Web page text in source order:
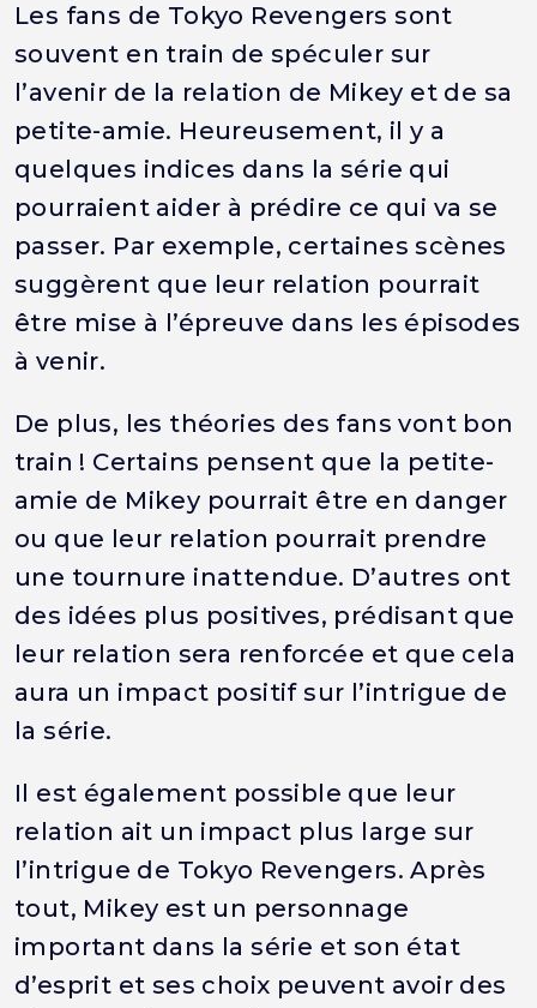
Les fans de Tokyo Revengers sont
souvent en train de spéculer sur
l’avenir de la relation de Mikey et de sa
petite-amie. Heureusement, il y a
quelques indices dans la série qui
pourraient aider à prédire ce qui va se
passer. Par exemple, certaines scènes
suggèrent que leur relation pourrait
être mise à l’épreuve dans les épisodes
à venir.
De plus, les théories des fans vont bon
train ! Certains pensent que la petite-
amie de Mikey pourrait être en danger
ou que leur relation pourrait prendre
une tournure inattendue. D’autres ont
des idées plus positives, prédisant que
leur relation sera renforcée et que cela
aura un impact positif sur l’intrigue de
la série.
Il est également possible que leur
relation ait un impact plus large sur
l’intrigue de Tokyo Revengers. Après
tout, Mikey est un personnage
important dans la série et son état
d’esprit et ses choix peuvent avoir des